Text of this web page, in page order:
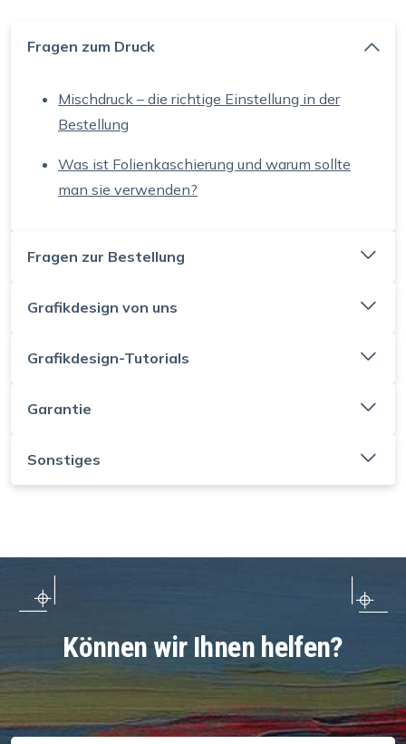
Fragen zum Druck
Mischdruck – die richtige Einstellung in der
Bestellung
Was ist Folienkaschierung und warum sollte
man sie verwenden?
Fragen zur Bestellung
Grafikdesign von uns
Grafikdesign-Tutorials
Garantie
Sonstiges
Können wir Ihnen helfen?